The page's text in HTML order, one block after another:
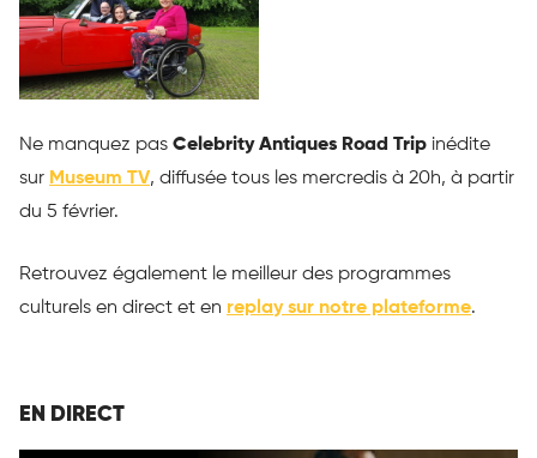
Ne manquez pas Celebrity Antiques Road Trip inédite
sur Museum TV, diffusée tous les mercredis à 20h, à partir
du 5 février.
Retrouvez également le meilleur des programmes
culturels en direct et en replay sur notre plateforme.
EN DIRECT